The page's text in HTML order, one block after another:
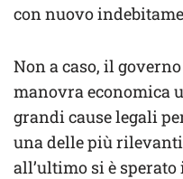
con nuovo
Non a caso, il
manovra economica
grandi cause legali
una delle più
all’ultimo si è